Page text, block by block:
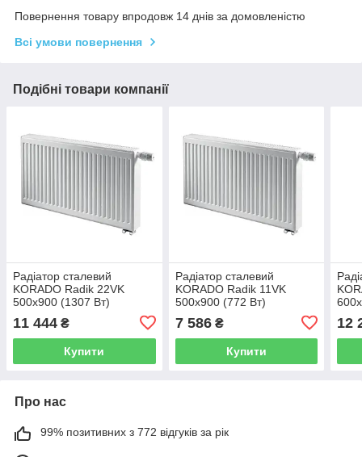
Повернення товару впродовж 14 днів за домовленістю
Всі умови повернення
Подібні товари компанії
Радіатор сталевий
KORADO Radik 22VK
500x900 (1307 Вт)
11 444 ₴
Купити
Радіатор сталевий
KORADO Radik 11VK
500x900 (772 Вт)
7 586₴
Купити
12
Про нас
99% позитивних з 772 відгуків за рік